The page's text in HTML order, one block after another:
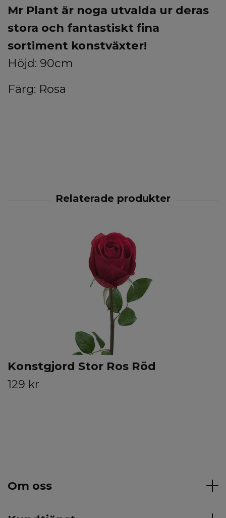
Mr Plant är noga utvalda ur deras
stora och fantastiskt fina
sortiment konstväxter!
Höjd: 90cm
Färg: Rosa
Konstgjord Stor Ros Röd
129 kr
Om oss